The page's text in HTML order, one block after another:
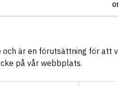
är en förutsättning för att
på vår webbplats.
finns
ARTIKEL­NUMMER
GTIN
HÄLSO- OCH